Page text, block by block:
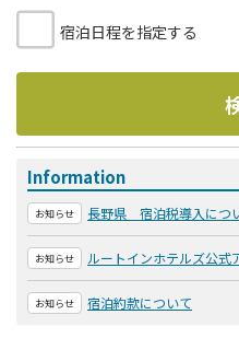
宿泊日程を指定する
Information
お知らせ 長野県 宿泊税導入につ
お知らせ ルートインホテルズ公式
お知らせ 宿泊約款について